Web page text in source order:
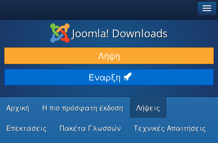
ΛΉΨΕΙΣ & ΕΠΕΚΤΆΣΕΙΣ
ΕΎΡΕΣΗ & ΜΆΘΗΣΗ
ΚΟΙΝΌΤΗΤΑ & ΥΠΟΣΤΉΡΙΞΗ
ΠΌΡΟΙ ΠΡΟΓΡΑΜΜΑΤΙΣΤΏΝ
Joomla! Downloads
Λήψη
Έναρξη
Αρχική Η πιο πρόσφατη έκδοση Λήψεις
Επεκτάσεις Πακέτα Γλωσσών Τεχνικές Απαιτήσεις